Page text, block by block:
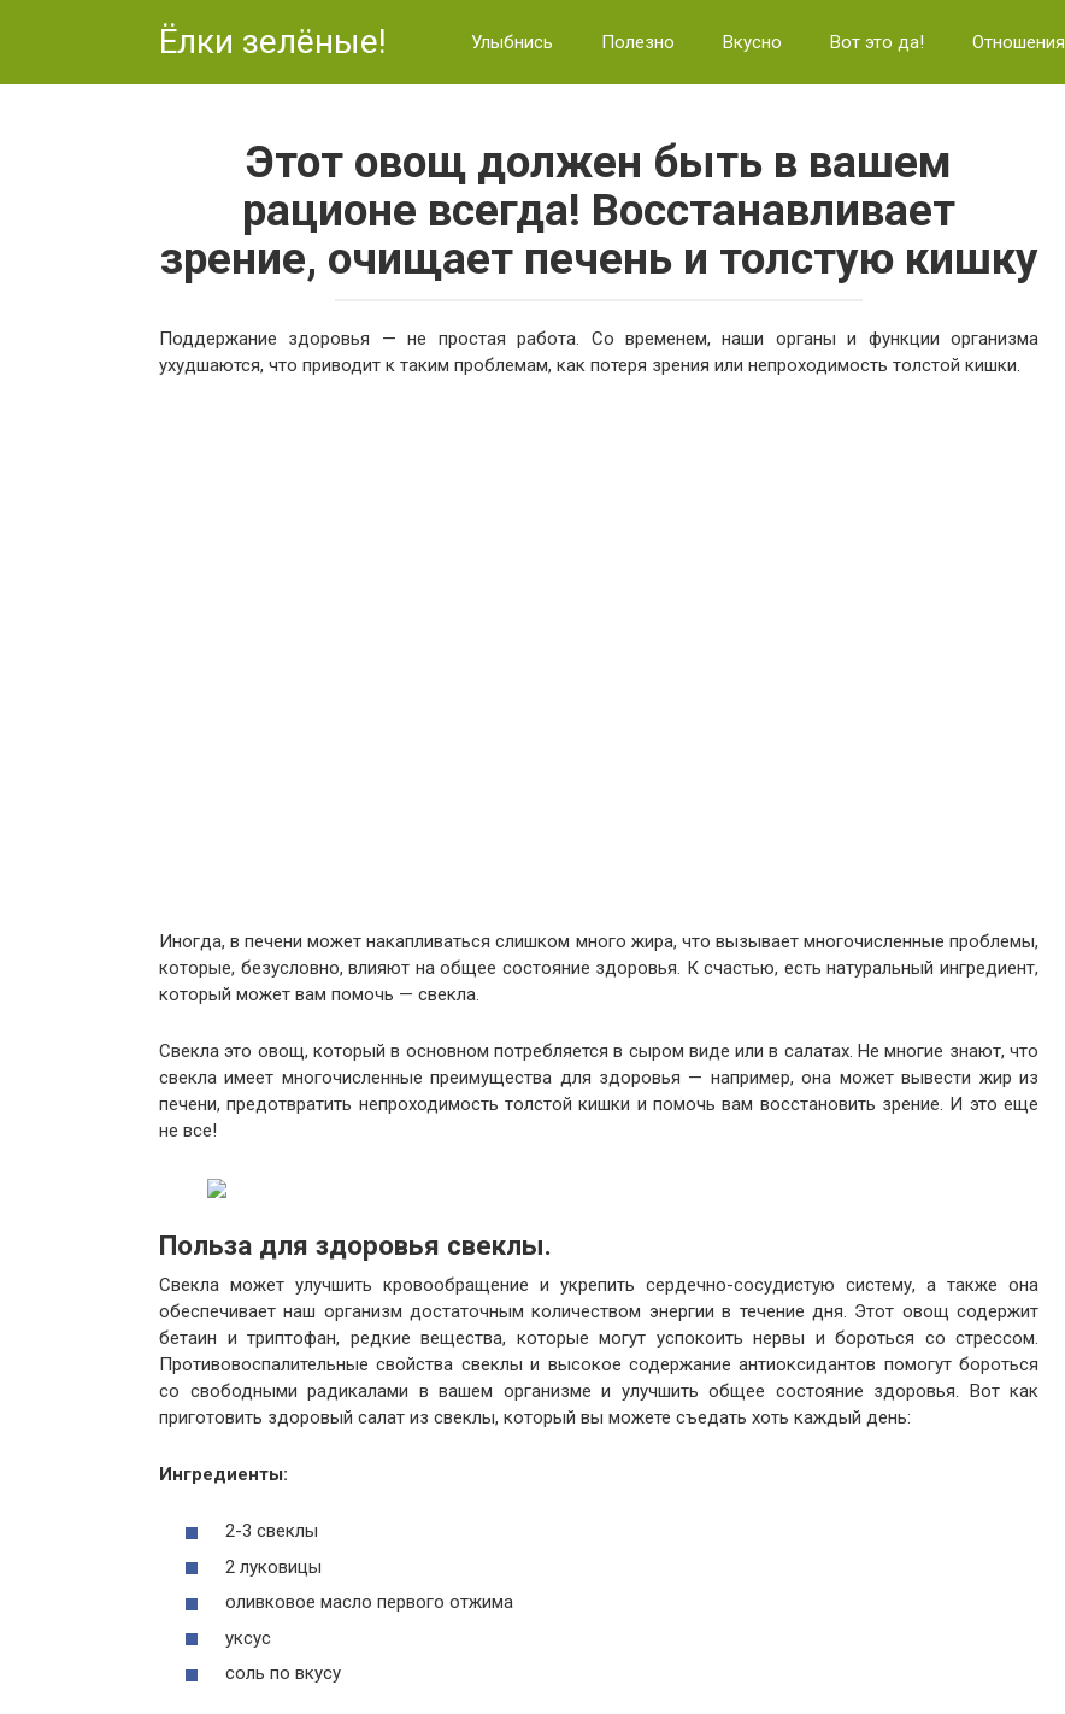
Ёлки зелёные! Улыбнись Полезно Вкусно Вот это да! Отношения
Этот овощ должен быть в вашем
рационе всегда! Восстанавливает
зрение, очищает печень и толстую кишку
Поддержание здоровья — не простая работа. Со временем, наши органы и функции организма
ухудшаются, что приводит к таким проблемам, как потеря зрения или непроходимость толстой кишки.
Иногда, в печени может накапливаться слишком много жира, что вызывает многочисленные проблемы,
которые, безусловно, влияют на общее состояние здоровья. К счастью, есть натуральный ингредиент,
который может вам помочь — свекла.
Свекла это овощ, который в основном потребляется в сыром виде или в салатах. Не многие знают, что
свекла имеет многочисленные преимущества для здоровья — например, она может вывести жир из
печени, предотвратить непроходимость толстой кишки и помочь вам восстановить зрение. И это еще
не все!
Польза для здоровья свеклы.
Свекла может улучшить кровообращение и укрепить сердечно-сосудистую систему, а также она
обеспечивает наш организм достаточным количеством энергии в течение дня. Этот овощ содержит
бетаин и триптофан, редкие вещества, которые могут успокоить нервы и бороться со стрессом.
Противовоспалительные свойства свеклы и высокое содержание антиоксидантов помогут бороться
со свободными радикалами в вашем организме и улучшить общее состояние здоровья. Вот как
приготовить здоровый салат из свеклы, который вы можете съедать хоть каждый день:
Ингредиенты:
2-3 свеклы
2 луковицы
оливковое масло первого отжима
уксус
соль по вкусу